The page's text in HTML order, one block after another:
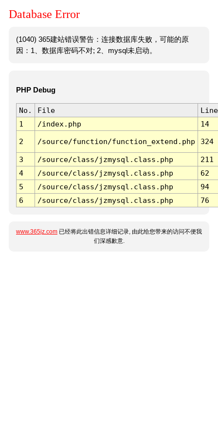
Database Error
(1040) 365建站错误警告：连接数据库失败，可能的原
因：1、数据库密码不对; 2、mysql未启动。
PHP Debug
No. File
Line
1
/index.php 14
2 /source/function/function_extend.php 324
3 /source/class/jzmysql.class.php
211
4
/source/class/jzmysql.class.php
62
5
/source/class/jzmysql.class.php
94
6
/source/class/jzmysql.class.php 76
www.365jz.com 已经将此出错信息详细记录, 由此给您带来的访问不便我
们深感歉意.